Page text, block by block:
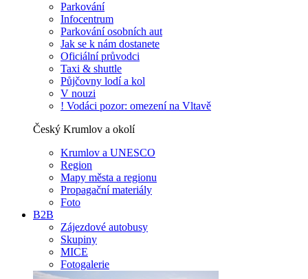
Parkování
Infocentrum
Parkování osobních aut
Jak se k nám dostanete
Oficiální průvodci
Taxi & shuttle
Půjčovny lodí a kol
V nouzi
! Vodáci pozor: omezení na Vltavě
Český Krumlov a okolí
Krumlov a UNESCO
Region
Mapy města a regionu
Propagační materiály
Foto
B2B
Zájezdové autobusy
Skupiny
MICE
Fotogalerie